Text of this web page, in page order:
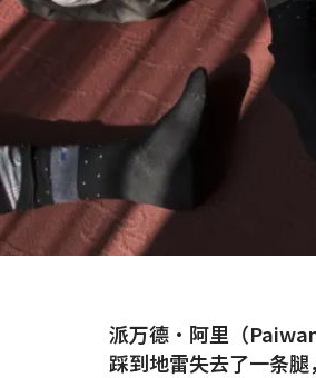
派万德·阿里（
踩到地雷失去了一条腿